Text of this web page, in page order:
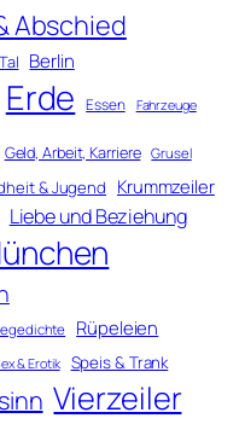
Abschied
Berlin
Erde Essen Fahrzeuge
Geld, Arbeit, Karriere Grusel
& Jugend Krummzeiler
Liebe und Beziehung
Rüpeleien
& Erotik Speis & Trank
Vierzeiler